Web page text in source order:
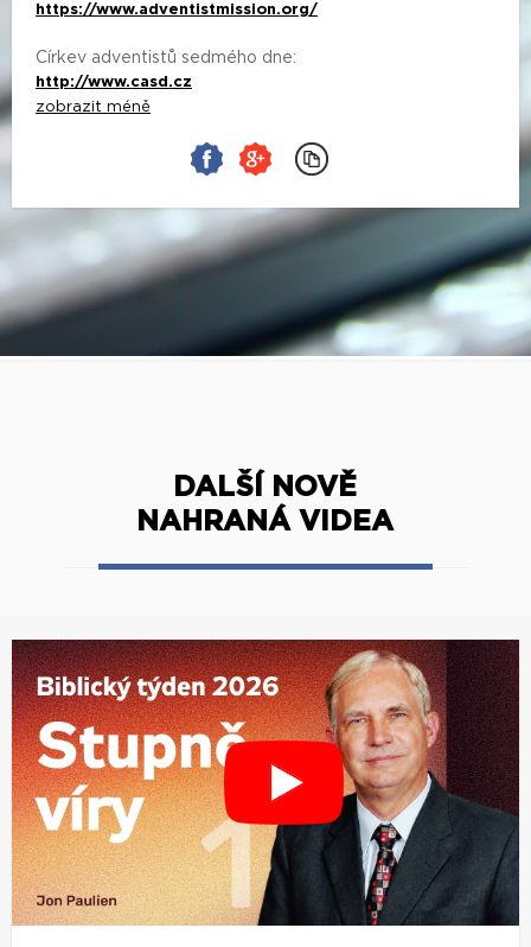
https://www.adventistmission.org/
Církev adventistů sedmého dne:
http://www.casd.cz
zobrazit méně
DALŠÍ NOVĚ
NAHRANÁ VIDEA